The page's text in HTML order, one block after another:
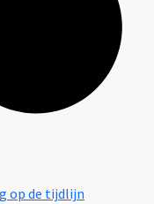
op de tijdlijn